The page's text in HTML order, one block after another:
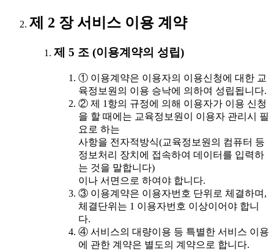
제 2 장 서비스 이용 계약
제 5 조 (이용계약의 성립)
① 이용계약은 이용자의 이용신청에 대한 교
육정보원의 이용 승낙에 의하여 성립됩니다.
② 제 1항의 규정에 의해 이용자가 이용 신청
을 할 때에는 교육정보원이 이용자 관리시 필
요로 하는
사항을 전자적방식(교육정보원의 컴퓨터 등
정보처리 장치에 접속하여 데이터를 입력하
는 것을 말합니다)
이나 서면으로 하여야 합니다.
③ 이용계약은 이용자번호 단위로 체결하며,
체결단위는 1 이용자번호 이상이어야 합니
다.
④ 서비스의 대량이용 등 특별한 서비스 이용
에 관한 계약은 별도의 계약으로 합니다.